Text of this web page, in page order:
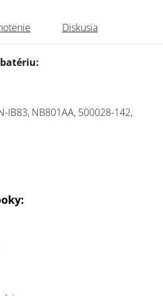
Diskusia
IB83, NB801AA, 500028-142,